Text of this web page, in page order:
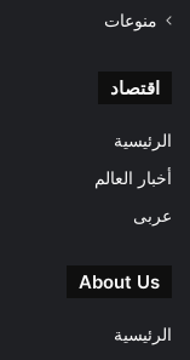
منوعات
اقتصاد
الرئيسية
أخبار العالم
عربى
About Us
الرئيسية